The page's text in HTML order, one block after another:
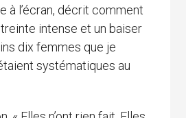
à l’écran, décrit comment
intense et un baiser
dix femmes que je
systématiques au